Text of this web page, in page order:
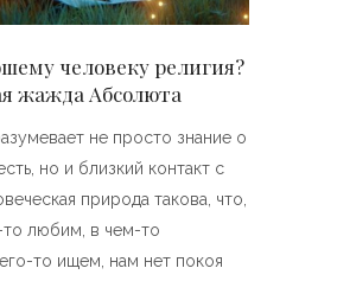
человеку религия?
жажда Абсолюта
не просто знание о
но и близкий контакт с
природа такова, что,
то любим, в чем-то
то ищем, нам нет покоя